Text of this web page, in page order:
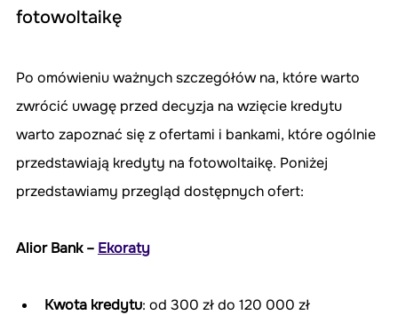
fotowoltaikę
Po omówieniu ważnych szczegółów na, które warto
zwrócić uwagę przed decyzja na wzięcie kredytu
warto zapoznać się z ofertami i bankami, które ogólnie
przedstawiają kredyty na fotowoltaikę. Poniżej
przedstawiamy przegląd dostępnych ofert:
Alior Bank – Ekoraty
Kwota kredytu: od 300 zł do 120 000 zł